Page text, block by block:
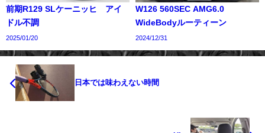
前期R129 SLケーニッヒ アイ
ドル不調
2025/01/20
W126 560SEC AMG6.0
WideBodyルーティーン
2024/12/31
日本では味わえない時間